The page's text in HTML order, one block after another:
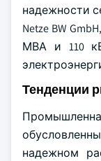
надежности
Netze BW
МВА и 110
Тенденции
надежном